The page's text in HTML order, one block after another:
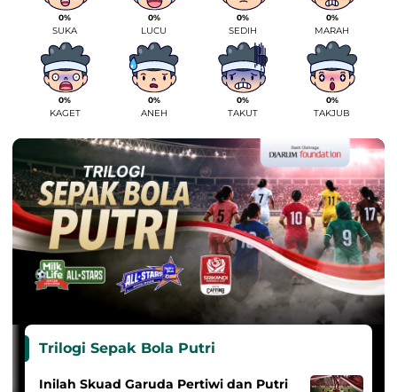
0%
SUKA
0%
LUCU
0%
SEDIH
0%
MARAH
0%
KAGET
0%
ANEH
0%
TAKUT
0%
TAKJUB
Trilogi Sepak Bola Putri
Inilah Skuad Garuda Pertiwi dan Putri